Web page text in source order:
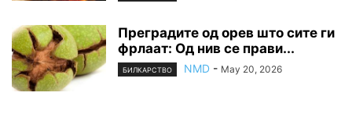
Преградите од орев што сите ги
фрлаат: Од нив се прави...
БИЛКАРСТВО NMD - May 20, 2026